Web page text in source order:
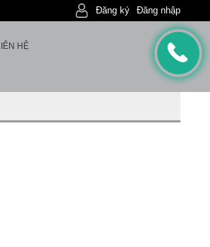
Đăng nhập
Đăng ký
HỆ